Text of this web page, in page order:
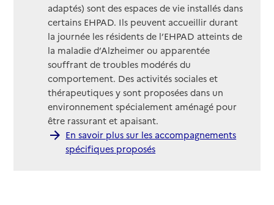
adaptés) sont des espaces de vie installés dans
certains EHPAD. Ils peuvent accueillir durant
la journée les résidents de l’EHPAD atteints de
la maladie d’Alzheimer ou apparentée
souffrant de troubles modérés du
comportement. Des activités sociales et
thérapeutiques y sont proposées dans un
environnement spécialement aménagé pour
être rassurant et apaisant.
En savoir plus sur les accompagnements
spécifiques proposés